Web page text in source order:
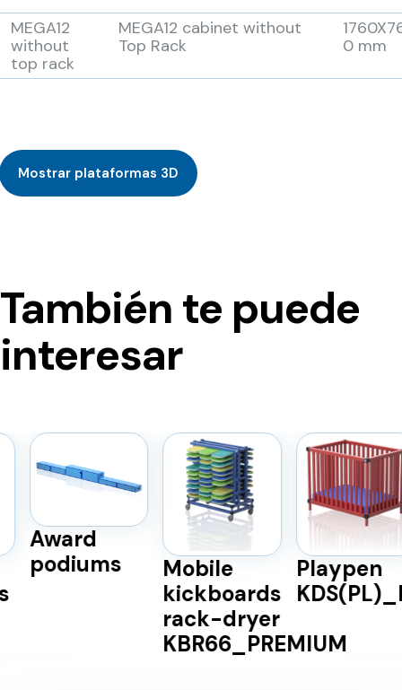
MEGA12
without
top rack
MEGA12 cabinet without
Top Rack
0 mm
Mostrar plataformas 3D
También te puede
interesar
Award
podiums
Mobile
kickboards
rack-dryer
KBR66_PREMIUM
Playpen